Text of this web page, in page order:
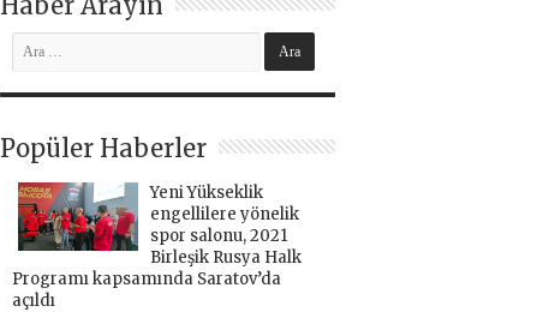
Popüler Haberler
Yeni Yükseklik
engellilere yönelik
spor salonu, 2021
Birleşik Rusya Halk
Programı kapsamında Saratov’da
açıldı